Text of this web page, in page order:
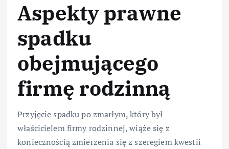
Aspekty prawne
spadku
obejmującego
firmę rodzinną
Przyjęcie spadku po zmarłym, który był
właścicielem firmy rodzinnej, wiąże się z
koniecznością zmierzenia się z szeregiem kwestii